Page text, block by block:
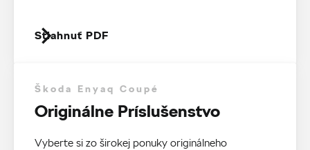
Stiahnuť PDF
Škoda Enyaq Coupé
Originálne Príslušenstvo
Vyberte si zo širokej ponuky originálneho